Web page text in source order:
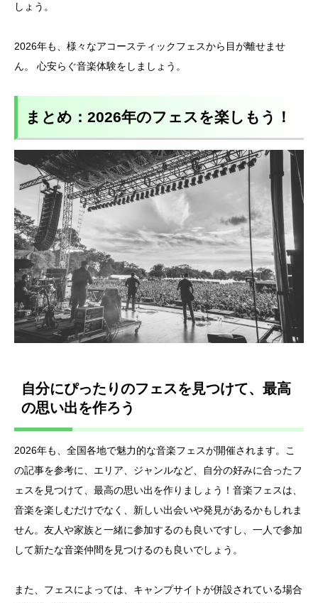
しょう。
2026年も、様々なアコースティックフェスから目が離せませ
ん。 心安らぐ音楽体験をしましょう。
まとめ：2026年のフェスを楽しもう！
自分にぴったりのフェスを見つけて、最高
の思い出を作ろう
2026年も、全国各地で魅力的な音楽フェスが開催されます。こ
の記事を参考に、エリア、ジャンルなど、自分の好みに合ったフ
ェスを見つけて、最高の思い出を作りましょう！音楽フェスは、
音楽を楽しむだけでなく、新しい出会いや発見があるかもしれま
せん。友人や家族と一緒に参加するのも良いですし、一人で参加
して新たな音楽仲間を見つけるのも良いでしょう。
また、フェスによっては、キャンプサイトが併設されている場合